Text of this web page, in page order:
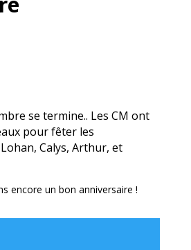
se termine.. Les CM ont
pour fêter les
Calys, Arthur, et
encore un bon anniversaire !